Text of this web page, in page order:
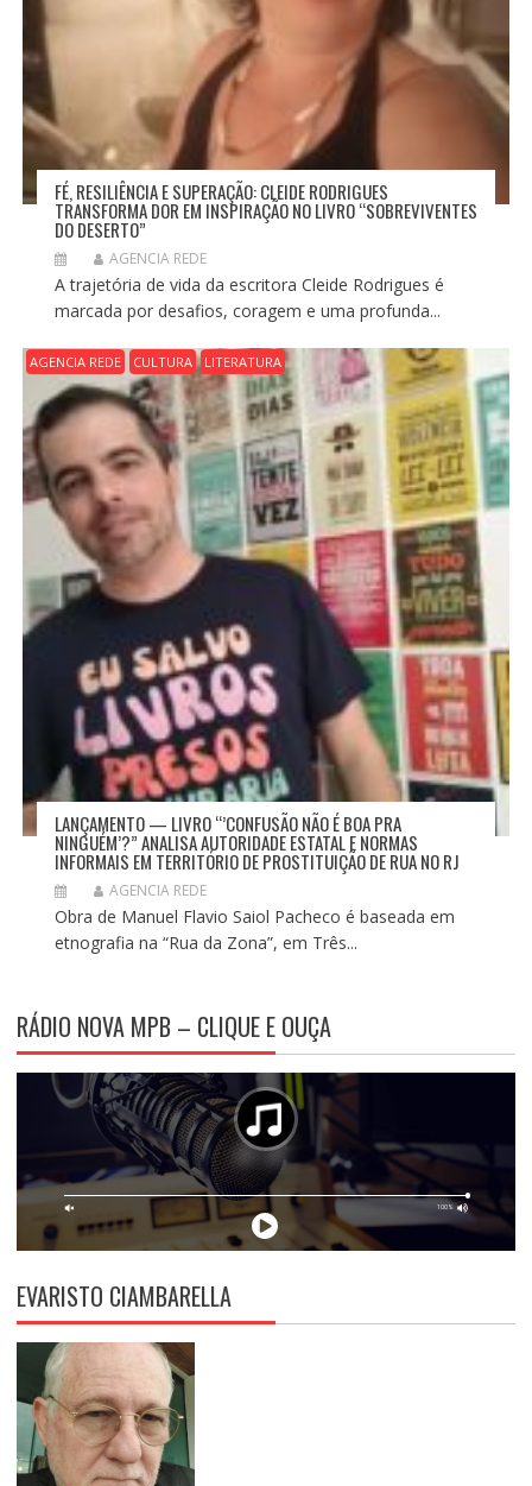
FÉ, RESILIÊNCIA E SUPERAÇÃO: CLEIDE RODRIGUES
TRANSFORMA DOR EM INSPIRAÇÃO NO LIVRO “SOBREVIVENTES
DO DESERTO”
AGENCIA REDE
A trajetória de vida da escritora Cleide Rodrigues é
marcada por desafios, coragem e uma profunda...
AGENCIA REDE CULTURA LITERATURA
LANÇAMENTO — LIVRO “’CONFUSÃO NÃO É BOA PRA
NINGUÉM’?” ANALISA AUTORIDADE ESTATAL E NORMAS
INFORMAIS EM TERRITÓRIO DE PROSTITUIÇÃO DE RUA NO RJ
AGENCIA REDE
Obra de Manuel Flavio Saiol Pacheco é baseada em
etnografia na “Rua da Zona”, em Três...
RÁDIO NOVA MPB – CLIQUE E OUÇA
EVARISTO CIAMBARELLA